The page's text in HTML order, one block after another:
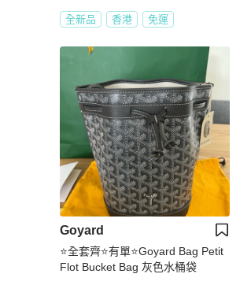
全新品 香港 免運
Goyard
⭐️全套齊⭐️有單⭐️Goyard Bag Petit
Flot Bucket Bag 灰色水桶袋